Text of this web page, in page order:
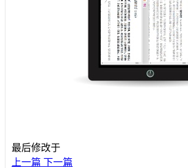
最后修改于
上一篇 下一篇